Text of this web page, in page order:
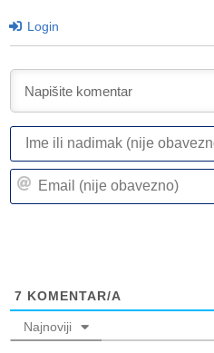
Login
7 KOMENTAR/A
Najnoviji